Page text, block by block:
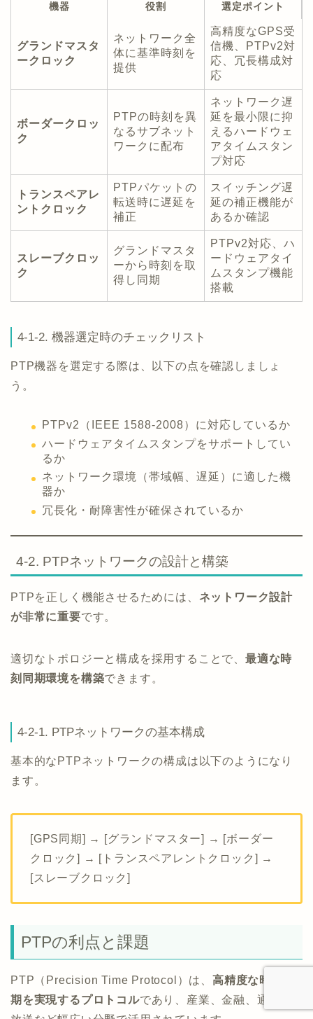
機器 役割 選定ポイント
グランドマスタ
ークロック
ネットワーク全
体に基準時刻を
提供
高精度なGPS受
信機、PTPv2対
応、冗長構成対
応
ボーダークロッ
ク
PTPの時刻を異
なるサブネット
ワークに配布
ネットワーク遅
延を最小限に抑
えるハードウェ
アタイムスタン
プ対応
トランスペアレ
ントクロック
PTPパケットの
転送時に遅延を
補正
スイッチング遅
延の補正機能が
あるか確認
スレーブクロッ
ク
グランドマスタ
ーから時刻を取
得し同期
PTPv2対応、ハ
ードウェアタイ
ムスタンプ機能
搭載
4-1-2. 機器選定時のチェックリスト
PTP機器を選定する際は、以下の点を確認しましょ
う。
PTPv2（IEEE 1588-2008）に対応しているか
ハードウェアタイムスタンプをサポートしてい
るか
ネットワーク環境（帯域幅、遅延）に適した機
器か
冗長化・耐障害性が確保されているか
4-2. PTPネットワークの設計と構築
PTPを正しく機能させるためには、 ネットワーク設計
が非常に重要です。
適切なトポロジーと構成を採用することで、 最適な時
刻同期環境を構築できます。
4-2-1. PTPネットワークの基本構成
基本的なPTPネットワークの構成は以下のようになり
ます。
[GPS同期] → [グランドマスター] → [ボーダー
クロック] → [トランスペアレントクロック] →
[スレーブクロック]
PTPの利点と課題
PTP（Precision Time Protocol）は、 高精度な時刻同
期を実現するプロトコルであり、産業、金融、通信、